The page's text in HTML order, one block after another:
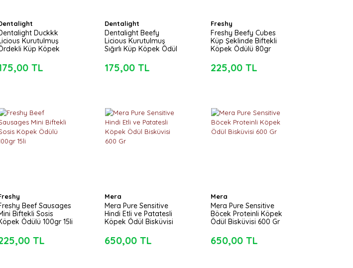
Duckkk
Kurutulmuş
Küp Köpek
TL
Dentalight
Dentalight Beefy
Licious Kurutulmuş
Sığırlı Küp Köpek Ödül
175,00 TL
Freshy
Freshy Beefy Cubes
Küp Şeklinde Biftekli
Köpek Ödülü 80gr
225,00 TL
Beef Sausages
Biftekli Sosis
Ödülü 100gr 15li
TL
Mera
Mera Pure Sensitive
Hindi Etli ve Patatesli
Köpek Ödül Bisküvisi
650,00 TL
Mera
Mera Pure Sensitive
Böcek Proteinli Köpek
Ödül Bisküvisi 600 Gr
650,00 TL